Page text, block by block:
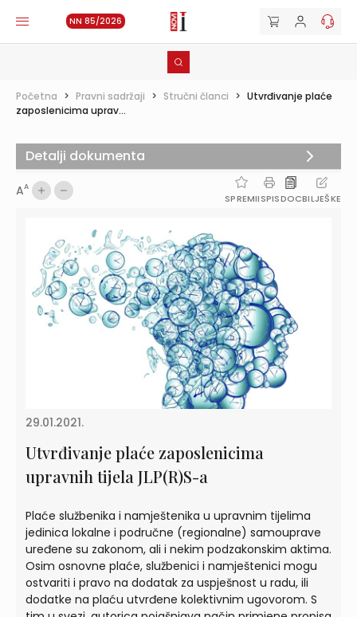
NN 85/2026
Početna > Pravni sadržaji > Stručni članci > Utvrđivanje plaće
zaposlenicima uprav...
AA
SPREMIISPISDOCBILJEŠKE
29.01.2021.
Utvrđivanje plaće zaposlenicima
upravnih tijela JLP(R)S-a
Plaće službenika i namještenika u upravnim tijelima
jedinica lokalne i područne (regionalne) samouprave
uređene su zakonom, ali i nekim podzakonskim aktima.
Osim osnovne plaće, službenici i namještenici mogu
ostvariti i pravo na dodatak za uspješnost u radu, ili
dodatke na plaću utvrđene kolektivnim ugovorom. S
Detalji dokumenta